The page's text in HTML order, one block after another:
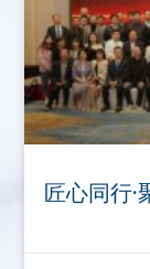
匠心同行